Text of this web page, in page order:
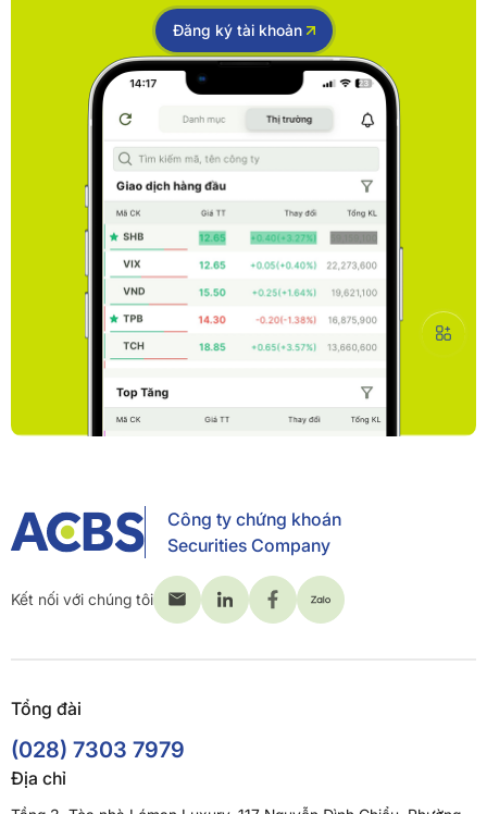
Đăng ký tài khoản
Công ty chứng khoán
Securities Company
Kết nối với chúng tôi
Tổng đài
(028) 7303 7979
Địa chỉ